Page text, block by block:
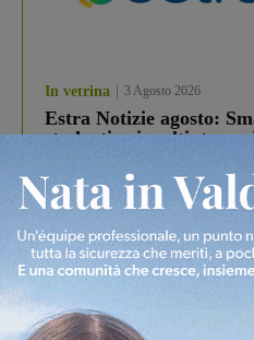
In vetrina 3 Agosto 2026
Estra Notizie agosto:
studenti coinvolti, torna
Più lette